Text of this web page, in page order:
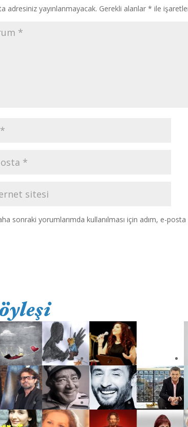
adresiniz yayınlanmayacak. Gerekli alanlar * ile
sonraki yorumlarımda kullanılması için adım, e-